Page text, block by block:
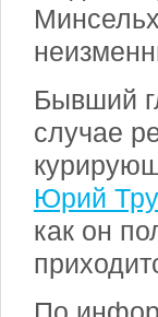
Бывший
случае
Юрий
как он